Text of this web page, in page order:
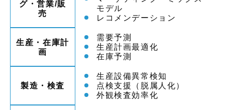
グ・営業/販
売
モデル
レコメンデーション
生産・在庫計
画
需要予測
生産計画最適化
在庫予測
製造・検査
生産設備異常検知
点検支援（脱属人化）
外観検査効率化